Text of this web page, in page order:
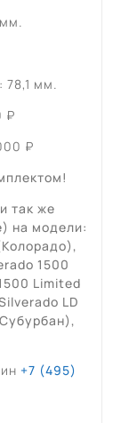
78,1 мм.
₽
₽
так же
) на модели:
1500
Limited
LD
+7 (495)